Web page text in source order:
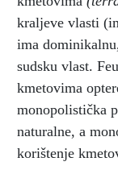
kraljeve vlasti
ima
sudsku vlast.
kmetovima
monopolistička
naturalne, a
korištenje